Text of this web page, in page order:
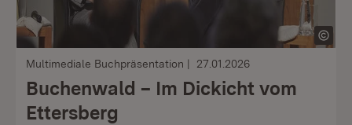
Multimediale Buchpräsentation 27.01.2026
Buchenwald – Im Dickicht vom
Ettersberg